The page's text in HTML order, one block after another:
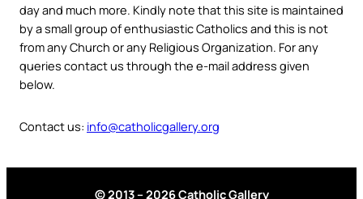
day and much more. Kindly note that this site is maintained
by a small group of enthusiastic Catholics and this is not
from any Church or any Religious Organization. For any
queries contact us through the e-mail address given
below.
Contact us: info@catholicgallery.org
© 2013 – 2026 Catholic Gallery